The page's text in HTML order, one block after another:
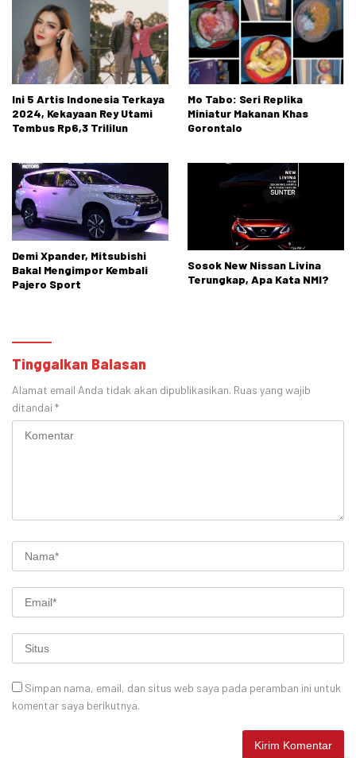
Ini 5 Artis Indonesia Terkaya
2024, Kekayaan Rey Utami
Tembus Rp6,3 Trililun
Mo Tabo: Seri Replika
Miniatur Makanan Khas
Gorontalo
Demi Xpander, Mitsubishi
Bakal Mengimpor Kembali
Pajero Sport
Sosok New Nissan Livina
Terungkap, Apa Kata NMI?
Tinggalkan Balasan
Alamat email Anda tidak akan dipublikasikan. Ruas yang wajib
ditandai *
Simpan nama, email, dan situs web saya pada peramban ini untuk
komentar saya berikutnya.